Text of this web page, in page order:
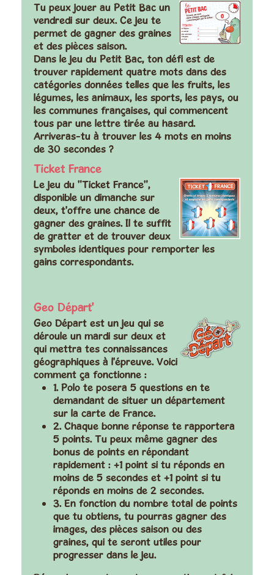
Tu peux jouer au Petit Bac un
vendredi sur deux. Ce jeu te
permet de gagner des graines
et des pièces saison.
Dans le jeu du Petit Bac, ton défi est de
trouver rapidement quatre mots dans des
catégories données telles que les fruits, les
légumes, les animaux, les sports, les pays, ou
les communes françaises, qui commencent
tous par une lettre tirée au hasard.
Arriveras-tu à trouver les 4 mots en moins
de 30 secondes ?
Ticket France
Le jeu du "Ticket France",
disponible un dimanche sur
deux, t'offre une chance de
gagner des graines. Il te suffit
de gratter et de trouver deux
symboles identiques pour remporter les
gains correspondants.
Geo Départ'
Geo Départ est un jeu qui se
déroule un mardi sur deux et
qui mettra tes connaissances
géographiques à l'épreuve. Voici
comment ça fonctionne :
1. Polo te posera 5 questions en te
demandant de situer un département
sur la carte de France.
2. Chaque bonne réponse te rapportera
5 points. Tu peux même gagner des
bonus de points en répondant
rapidement : +1 point si tu réponds en
moins de 5 secondes et +1 point si tu
réponds en moins de 2 secondes.
3. En fonction du nombre total de points
que tu obtiens, tu pourras gagner des
images, des pièces saison ou des
graines, qui te seront utiles pour
progresser dans le jeu.